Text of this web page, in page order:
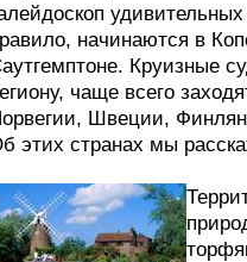
начинаются в
Круизные
чаще всего
Швеции,
этих странах мы